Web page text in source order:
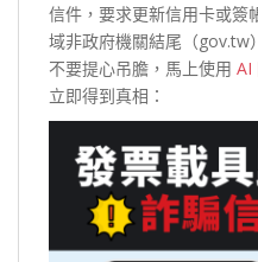
信件，要求更新信用卡或簽
域非政府機關結尾（gov.tw
不要提心吊膽，馬上使用 AI
立即得到真相：